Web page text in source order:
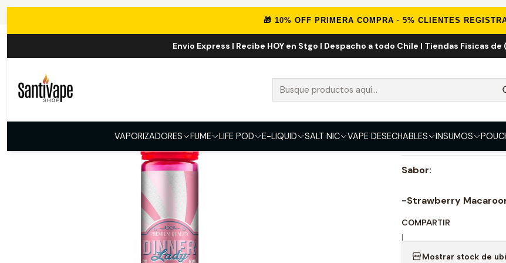
🎁 10% OFF PRIMERA COMPRA · 5% CLIENTES
Envio Express | Recibe HOY en Stgo | Despacho a todo Chile | Tiendas Fisicas
VAPORIZADORES FUME LIFE POD E-LIQUID SALT NIC VAPE DESECHABLES INSUMOS
Strawberry
0mg 3mg
Sabor:
-Strawberry
COMPARTIR
|
Mostrar stock de